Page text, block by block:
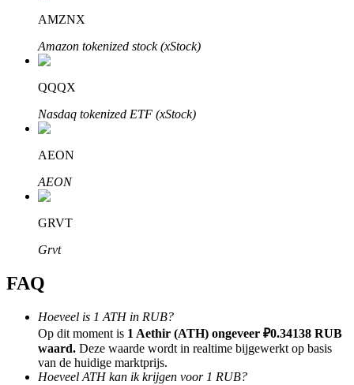
Bitrue Affiliates
Tot 65% commissies!
Doorverwijzing
Nodig een vriend uit om contante beloningen te ontvangen
BTC Welcome Rewards
AMZNX
Amazon tokenized stock (xStock)
QQQX
Nasdaq tokenized ETF (xStock)
AEON
AEON
GRVT
Grvt
FAQ
Hoeveel is 1 ATH in RUB?
Op dit moment is 1 Aethir (ATH) ongeveer ₽0.34138 RUB
waard. Deze waarde wordt in realtime bijgewerkt op basis
van de huidige marktprijs.
Hoeveel ATH kan ik krijgen voor 1 RUB?